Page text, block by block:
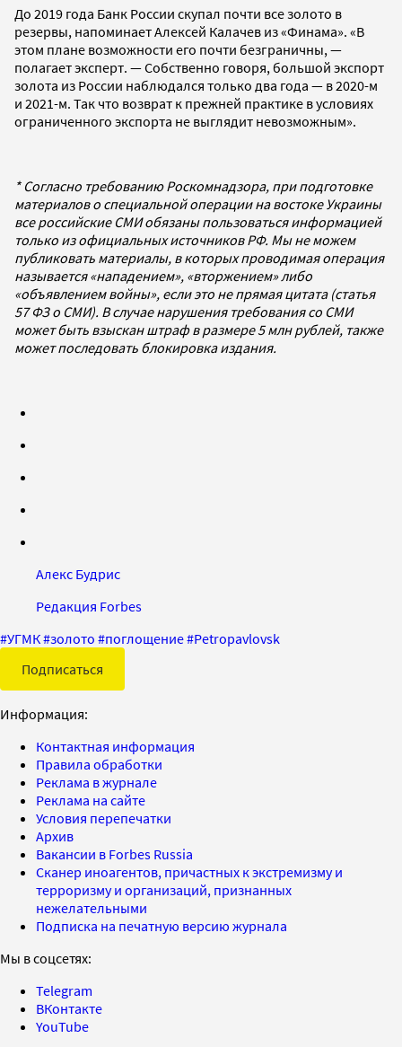
До 2019 года Банк России скупал почти все золото в
резервы, напоминает Алексей Калачев из «Финама». «В
этом плане возможности его почти безграничны, —
полагает эксперт. — Собственно говоря, большой экспорт
золота из России наблюдался только два года — в 2020-м
и 2021-м. Так что возврат к прежней практике в условиях
ограниченного экспорта не выглядит невозможным».
* Согласно требованию Роскомнадзора, при подготовке
материалов о специальной операции на востоке Украины
все российские СМИ обязаны пользоваться информацией
только из официальных источников РФ. Мы не можем
публиковать материалы, в которых проводимая операция
называется «нападением», «вторжением» либо
«объявлением войны», если это не прямая цитата (статья
57 ФЗ о СМИ). В случае нарушения требования со СМИ
может быть взыскан штраф в размере 5 млн рублей, также
может последовать блокировка издания.
Алекс Будрис
Редакция Forbes
#УГМК#золото #поглощение#Petropavlovsk
Подписаться
Информация:
Контактная информация
Правила обработки
Реклама в журнале
Реклама на сайте
Условия перепечатки
Архив
Вакансии в Forbes Russia
Сканер иноагентов, причастных к экстремизму и
терроризму и организаций, признанных
нежелательными
Подписка на печатную версию журнала
Мы в соцсетях:
Telegram
ВКонтакте
YouTube